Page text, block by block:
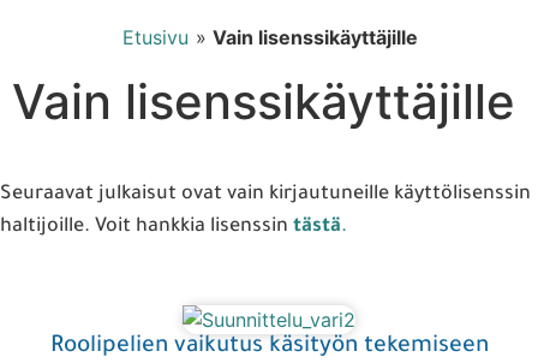
Etusivu » Vain lisenssikäyttäjille
Vain lisenssikäyttäjille
Seuraavat julkaisut ovat vain kirjautuneille käyttölisenssin
haltijoille. Voit hankkia lisenssin tästä.
Roolipelien vaikutus käsityön tekemiseen